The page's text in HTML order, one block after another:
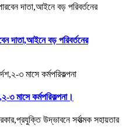
দাতা,আইনে বড় পরিবর্তনের
৩ মাসে কর্মপরিকল্পনা।